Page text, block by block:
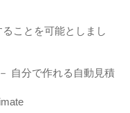
ことを可能としまし
自分で作れる自動見積